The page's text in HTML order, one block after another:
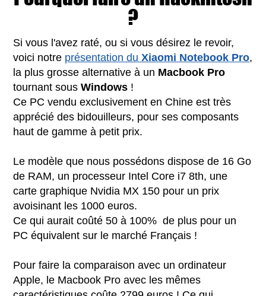
?
Si vous l'avez raté, ou si vous désirez le revoir,
voici notre présentation duXiaomi Notebook Pro,
la plus grosse alternative à un Macbook Pro
tournant sousWindows !
Ce PC vendu exclusivement en Chine est très
apprécié des bidouilleurs, pour ses composants
haut de gamme à petit prix.
Le modèle que nous possédons dispose de 16 Go
de RAM, un processeur Intel Core i7 8th, une
carte graphique Nvidia MX 150 pour un prix
avoisinant les 1000 euros.
Ce qui aurait coûté 50 à 100% de plus pour un
PC équivalent sur le marché Français !
Pour faire la comparaison avec un ordinateur
Apple, le Macbook Pro avec les mêmes